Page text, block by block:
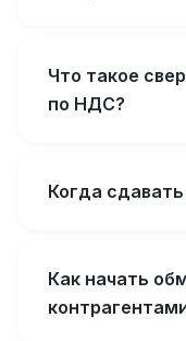
Что такое
по НДС?
Когда
Как начать